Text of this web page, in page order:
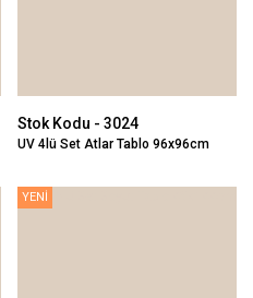
Stok Kodu - 3024
UV 4lü Set Atlar Tablo 96x96cm
YENİ